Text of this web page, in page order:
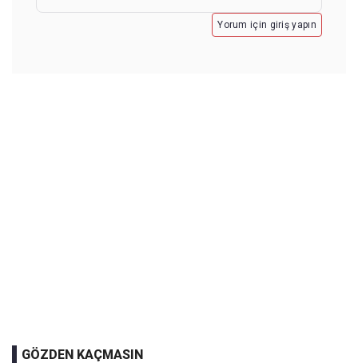
Yorum için giriş yapın
GÖZDEN KAÇMASIN